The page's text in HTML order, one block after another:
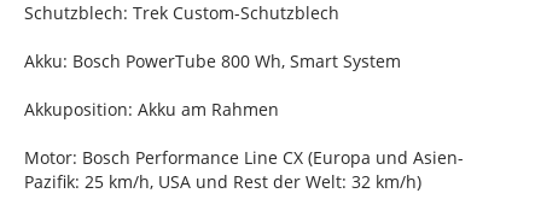
Schutzblech: Trek Custom-Schutzblech
Akku: Bosch PowerTube 800 Wh, Smart System
Akkuposition: Akku am Rahmen
Motor: Bosch Performance Line CX (Europa und Asien-
Pazifik: 25 km/h, USA und Rest der Welt: 32 km/h)